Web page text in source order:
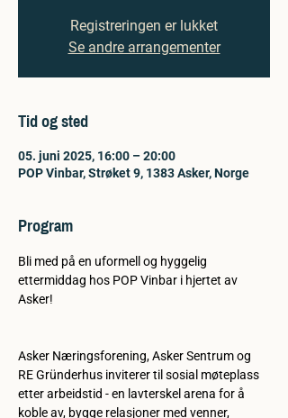
Registreringen er lukket
Se andre arrangementer
Tid og sted
05. juni 2025, 16:00 – 20:00
POP Vinbar, Strøket 9, 1383 Asker, Norge
Program
Bli med på en uformell og hyggelig
ettermiddag hos POP Vinbar i hjertet av
Asker!
Asker Næringsforening, Asker Sentrum og
RE Gründerhus inviterer til sosial møteplass
etter arbeidstid - en lavterskel arena for å
koble av, bygge relasjoner med venner,